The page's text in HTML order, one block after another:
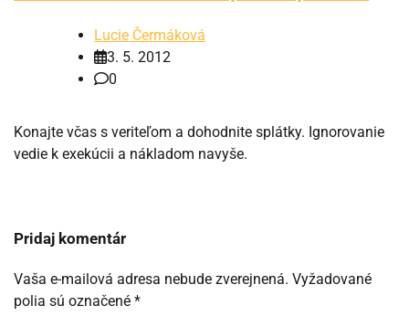
Lucie Čermáková
3. 5. 2012
0
Konajte včas s veriteľom a dohodnite splátky. Ignorovanie
vedie k exekúcii a nákladom navyše.
Pridaj komentár
Vaša e-mailová adresa nebude zverejnená. Vyžadované
polia sú označené *